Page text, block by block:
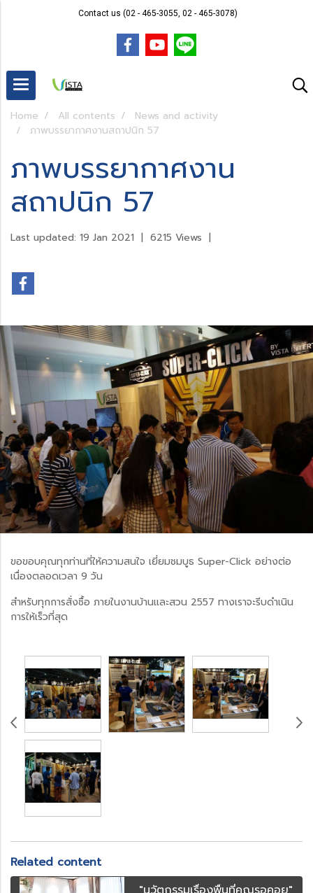
Contact us (02 - 465-3055, 02 - 465-3078)
Home All contents
News and activity
ภาพบรรยากาศงานสถาปนิก 57
ภาพบรรยากาศงาน
สถาปนิก 57
Last updated: 19 Jan 2021 | 6215 Views |
ขอขอบคุณทุกท่านที่ให้ความสนใจ เยี่ยมชมบูธ Super-Click อย่างต่อ
เนื่องตลอดเวลา 9 วัน
สำหรับทุกการสั่งซื้อ ภายในงานบ้านและสวน 2557 ทางเราจะรีบดำเนิน
การให้เร็วที่สุด
Related content